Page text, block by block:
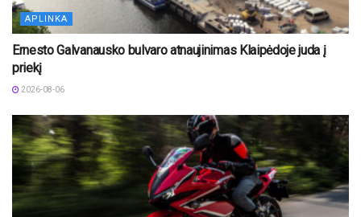
APLINKA
Ernesto Galvanausko bulvaro atnaujinimas Klaipėdoje juda į
priekį
2026-08-06